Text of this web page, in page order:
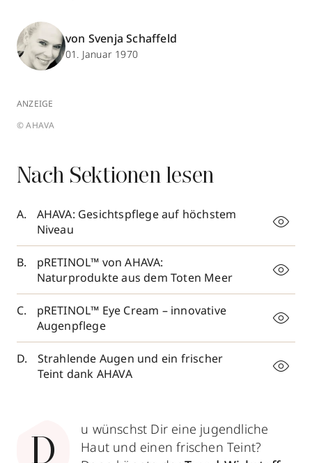
von Svenja Schaffeld
01. Januar 1970
ANZEIGE
© AHAVA
Nach Sektionen lesen
AHAVA: Gesichtspflege auf höchstem
Niveau
pRETINOL™ von AHAVA:
Naturprodukte aus dem Toten Meer
pRETINOL™ Eye Cream – innovative
Augenpflege
Strahlende Augen und ein frischer
Teint dank AHAVA
D
u wünschst Dir eine jugendliche
Haut und einen frischen Teint?